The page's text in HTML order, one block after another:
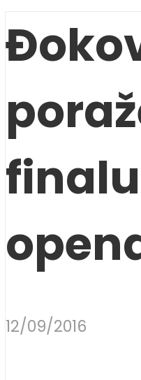
finalu
12/09/2016